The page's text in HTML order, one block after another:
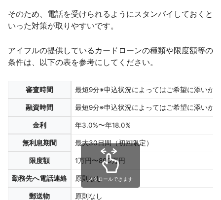
そのため、電話を受けられるようにスタンバイしておくと
いった対策が取りやすいです。
アイフルの提供しているカードローンの種類や限度額等の
条件は、以下の表を参考にしてください。
審査時間 最短9分※申込状況によってはご希望に添いか
融資時間 最短9分※申込状況によってはご希望に添いか
金利 年3.0%〜年18.0%
無利息期間 最大30日間（初回限定）
限度額 1万円〜800万円
勤務先へ電話連絡 原則なし
郵送物 原則なし
スクロールできます